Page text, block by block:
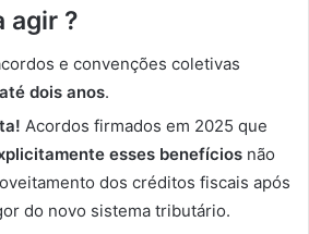
agir ?
e convenções coletivas
até dois anos.
Acordos firmados em 2025 que
esses benefícios não
dos créditos fiscais após
do novo sistema tributário.